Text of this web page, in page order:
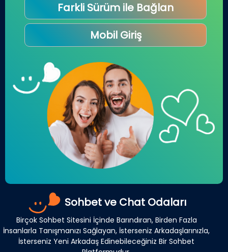
Farkli Sürüm ile Bağlan
Mobil Giriş
Sohbet ve Chat Odaları
Birçok Sohbet Sitesini İçinde Barındıran, Birden Fazla
İnsanlarla Tanışmanızı Sağlayan, İsterseniz Arkadaşlarınızla,
İsterseniz Yeni Arkadaş Edinebileceğiniz Bir Sohbet